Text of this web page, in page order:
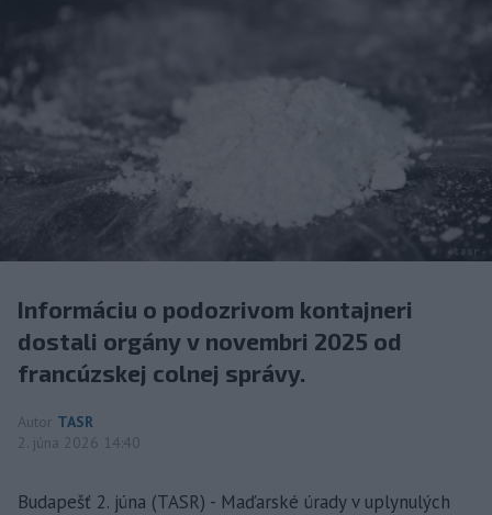
Informáciu o podozrivom kontajneri
dostali orgány v novembri 2025 od
francúzskej colnej správy.
Autor TASR
2. júna 2026 14:40
Budapešť 2. júna (TASR) - Maďarské úrady v uplynulých